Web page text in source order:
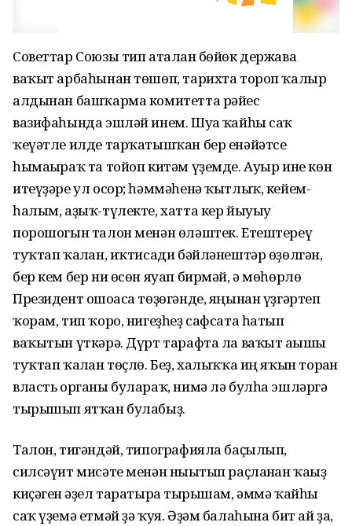
Советтар Союзы тип аталған бөйөк держава
ваҡыт арбаһынан төшөп, тарихта тороп ҡалыр
алдынан башҡарма комитетта рәйес
вазифаһында эшләй инем. Шуға ҡайһы саҡ
ҡеүәтле илде тарҡатышҡан бер енәйәтсе
һымағыраҡ та тойоп китәм үҙемде. Ауыр ине көн
итеүҙәре ул осор; һәммәһенә ҡытлыҡ, кейем-
һалым, аҙыҡ-түлекте, хатта кер йыуыу
порошогын талон менән өләштек. Етештереү
туҡтап ҡалған, иҡтисади бәйләнештәр өҙөлгән,
бер кем бер ни өсөн яуап бирмәй, ә мөһөрлө
Президент ошоғаса төҙөгәнде, яңынан үҙгәртеп
ҡорам, тип ҡоро, нигеҙһеҙ сафсата һатып
ваҡытын үткәрә. Дүрт тарафта ла ваҡыт ағышы
туҡтап ҡалған төҫлө. Беҙ, халыҡҡа иң яҡын торған
власть органы булараҡ, нимә лә булһа эшләргә
тырышып ятҡан булабыҙ.
Талон, тигәндәй, типографияла баҫылып,
силсәүит мисәте менән нығытып раҫланған ҡағыҙ
киҫәген ғәҙел таратырға тырышам, әммә ҡайһы
саҡ үҙемә етмәй ҙә ҡуя. Әҙәм балаһына бит ай ҙа,